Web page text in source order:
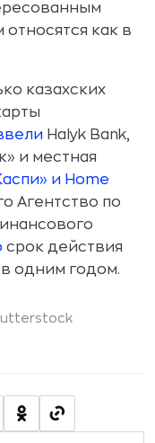
как в
казахских
Halyk Bank,
и местная
и Home
Агентство по
срок действия
одним годом.